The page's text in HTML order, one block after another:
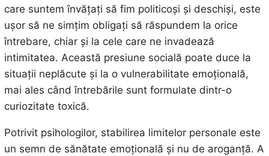
care suntem învățați să fim politicoși și deschiși, este
ușor să ne simțim obligați să răspundem la orice
întrebare, chiar și la cele care ne invadează
intimitatea. Această presiune socială poate duce la
situații neplăcute și la o vulnerabilitate emoțională,
mai ales când întrebările sunt formulate dintr-o
curiozitate toxică.
Potrivit psihologilor, stabilirea limitelor personale este
un semn de sănătate emoțională și nu de aroganță. A